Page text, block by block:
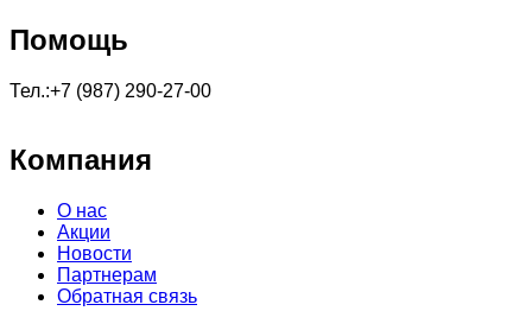
Помощь
Тел.:+7 (987) 290-27-00
Компания
О нас
Акции
Новости
Партнерам
Обратная связь